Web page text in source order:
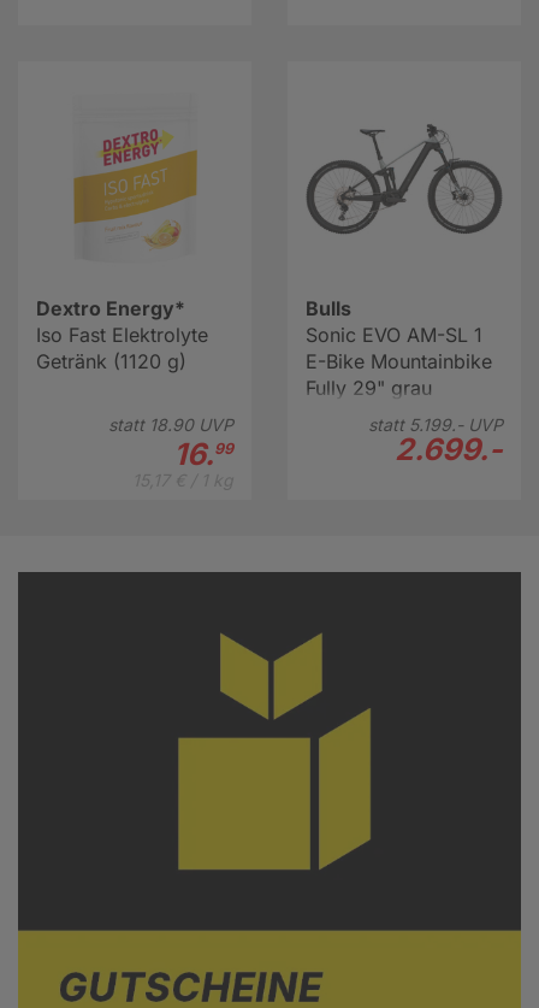
Dextro Energy*
Iso Fast Elektrolyte
Getränk (1120 g)
statt 18.90UVP
16.99
Bulls
Sonic EVO AM-SL 1
E-Bike Mountainbike
Fully 29" grau
statt 5.199.-UVP
2.699.-